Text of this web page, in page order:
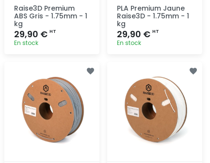
Raise3D Premium
ABS Gris - 1.75mm - 1
kg
29,90 €HT
En stock
PLA Premium Jaune
Raise3D - 1.75mm - 1
kg
29,90 €HT
En stock